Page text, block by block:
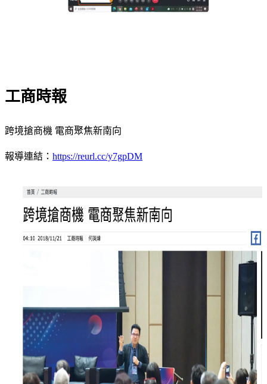
工商時報
跨境搶商機 電商聚焦新南向
報導連結： https://reurl.cc/y7gpDM